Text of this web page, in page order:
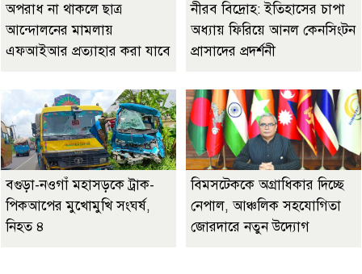
অপরাধ না থাকলে ছাত্র
আন্দোলনের মামলায়
এফআইআর প্রত্যাহার করা যাবে
নীরব বিদ্রোহ: ইতিহাসের চাপা
অধ্যায় ফিরিয়ে আনল কেনসিংটন
প্রাসাদের প্রদর্শনী
বগুড়া-নওগাঁ মহাসড়কে ট্রাক-
পিকআপের মুখোমুখি সংঘর্ষ,
নিহত ৪
বিমসটেককে অগ্রাধিকার দিচ্ছে
নেপাল, আঞ্চলিক সহযোগিতা
জোরদারে নতুন উদ্যোগ